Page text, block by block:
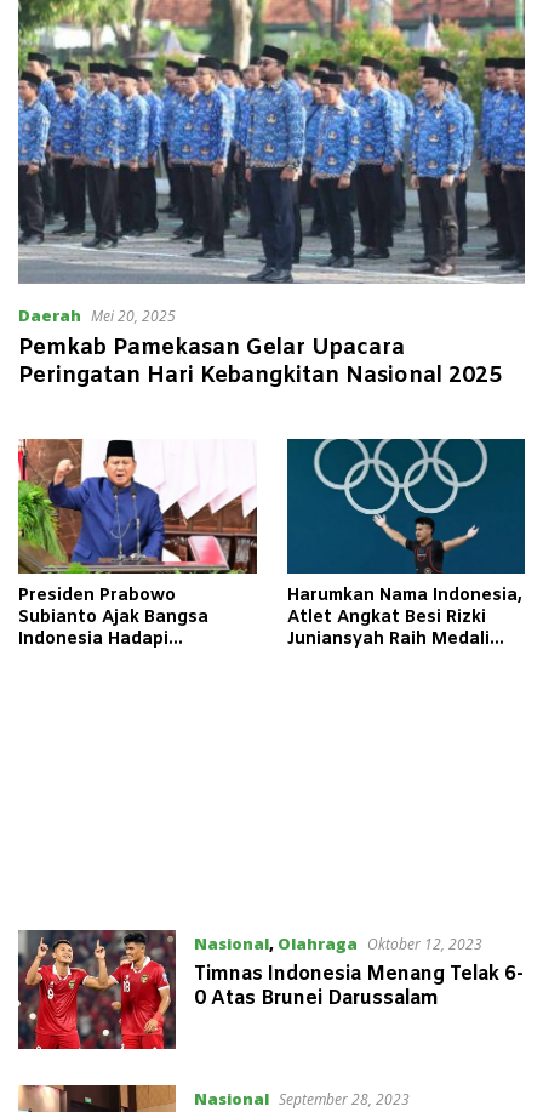
Daerah Mei 20, 2025
Pemkab Pamekasan Gelar Upacara
Peringatan Hari Kebangkitan Nasional 2025
Presiden Prabowo
Subianto Ajak Bangsa
Indonesia Hadapi
Harumkan Nama Indonesia,
Atlet Angkat Besi Rizki
Juniansyah Raih Medali
Nasional, Olahraga Oktober 12, 2023
Timnas Indonesia Menang Telak 6-
0 Atas Brunei Darussalam
Nasional September 28, 2023